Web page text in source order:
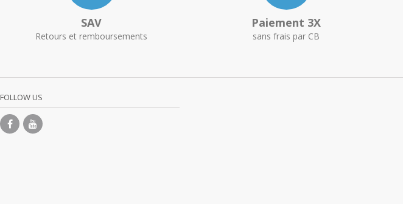
SAV
Retours et remboursements
Paiement 3X
sans frais par CB
FOLLOW US